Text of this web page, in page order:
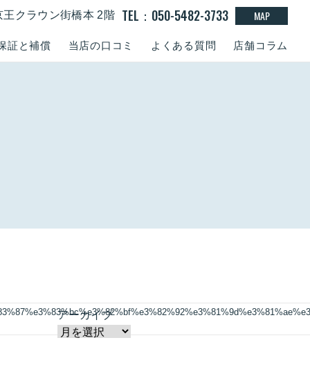
証と補償 当店の口コミ よくある質問 店舗コラム
クラウン街橋本 2階 TEL：050-5482-3733 MAP
アーカイブ